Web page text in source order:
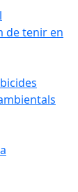
de tenir en